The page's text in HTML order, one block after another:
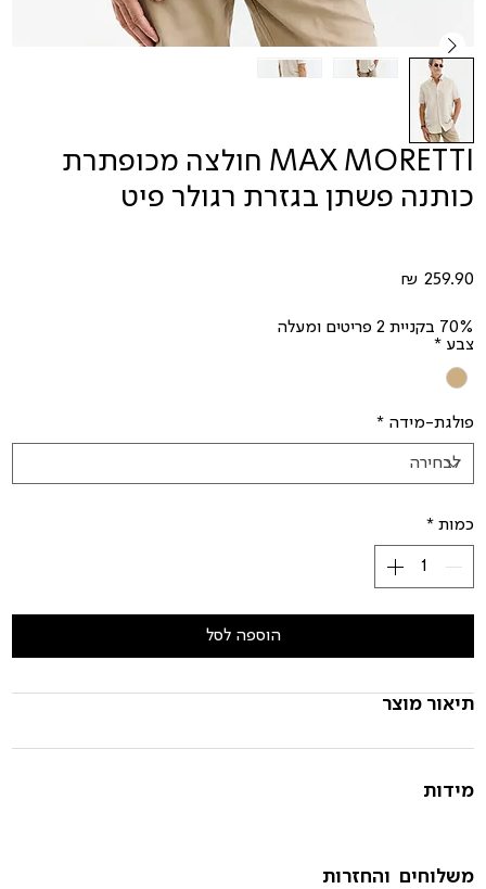
MAX MORETTI חולצה מכופתרת
כותנה פשתן בגזרת רגולר פיט
70% בקניית 2 פריטים ומעלה
צבע *
פולגת-מידה *
כמות *
הוספה לסל
תיאור מוצר
מידות
משלוחים והחזרות